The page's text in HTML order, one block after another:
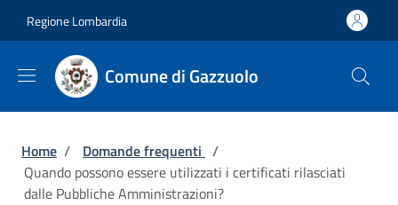
Regione Lombardia
Comune di Gazzuolo
Briciole di pane
Home / Domande frequenti /
Quando possono essere utilizzati i certificati rilasciati
dalle Pubbliche Amministrazioni?